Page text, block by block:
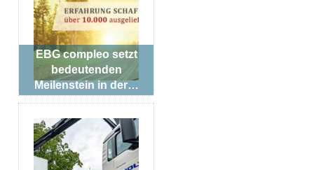
EBG compleo setzt
bedeutenden
Meilenstein in der…